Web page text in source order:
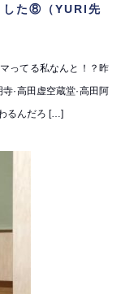
した⑧（YURI先
ってる私なんと！？昨
·高田虚空蔵堂·高田阿
るんだろ […]